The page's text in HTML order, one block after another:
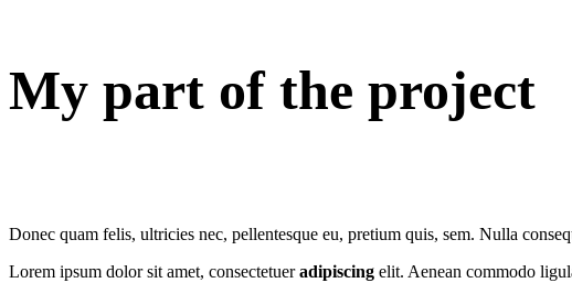
My part of the project
Donec quam felis, ultricies nec, pellentesque eu, pretium quis, sem. Nulla
Lorem ipsum dolor sit amet, consectetueradipiscing elit. Aenean commodo